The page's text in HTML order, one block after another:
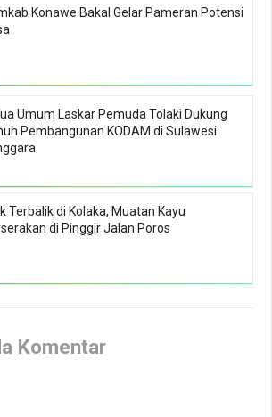
Konawe Bakal Gelar Pameran Potensi
Umum Laskar Pemuda Tolaki Dukung
Pembangunan KODAM di Sulawesi
Terbalik di Kolaka, Muatan Kayu
di Pinggir Jalan Poros
Komentar